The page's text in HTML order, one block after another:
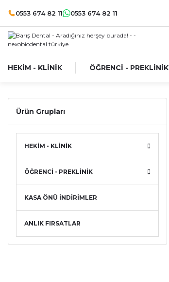
0553 674 82 11 0553 674 82 11
HEKİM - KLİNİK ÖĞRENCİ - PREKLİNİK
Ürün Grupları
HEKİM - KLİNİK
ÖĞRENCİ - PREKLİNİK
KASA ÖNÜ İNDİRİMLER
ANLIK FIRSATLAR